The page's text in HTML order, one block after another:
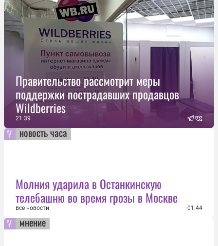
Правительство рассмотрит меры
поддержки пострадавших продавцов
Wildberries
21:39
новость часа
Молния ударила в Останкинскую
телебашню во время грозы в Москве
все новости 01:44
мнение